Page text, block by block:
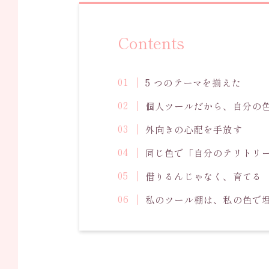
Contents
5 つのテーマを揃えた
個人ツールだから、自分の
外向きの心配を手放す
同じ色で「自分のテリトリー
借りるんじゃなく、育てる
私のツール棚は、私の色で